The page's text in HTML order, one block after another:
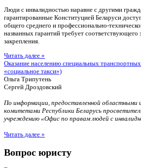
Люди с инвалидностью наравне с другими
гарантированные Конституцией Беларуси
общего среднего и профессионально-
названных гарантий требует соответствующего
закрепления.
Читать далее »
Оказание населению специальных
«социальное такси»)
Ольга Трипутень
Сергей Дроздовский
По информации, предоставленной областными
комитетами Республики Беларусь
учреждению «Офис по правам людей с
Читать далее »
Вопрос юристу